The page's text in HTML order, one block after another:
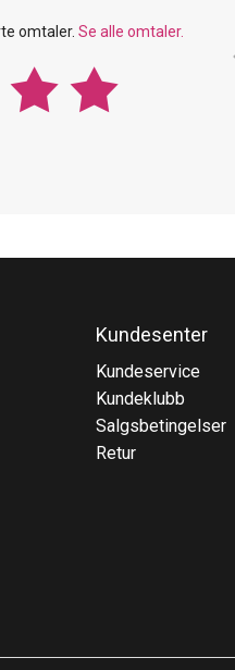
omtaler. Se alle omtaler.
Kundesenter
Kundeservice
Kundeklubb
Salgsbetingelser
Retur